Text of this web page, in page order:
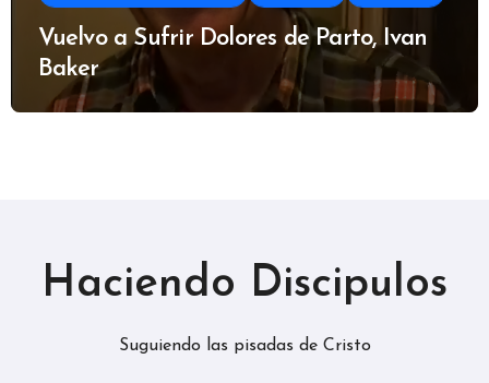
Vuelvo a Sufrir Dolores de Parto, Ivan
Baker
Haciendo Discipulos
Suguiendo las pisadas de Cristo